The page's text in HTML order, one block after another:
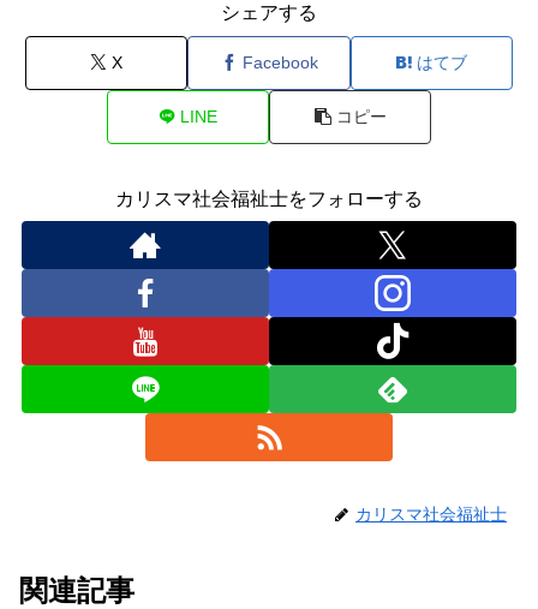
シェアする
X Facebook はてブ
LINE コピー
カリスマ社会福祉士をフォローする
カリスマ社会福祉士
関連記事